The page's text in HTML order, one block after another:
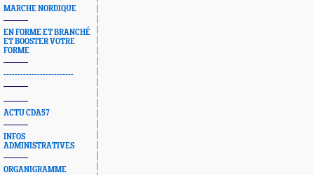
MARCHE NORDIQUE
EN FORME ET BRANCHÉ
ET BOOSTER VOTRE
FORME
-------------------------
ACTU CDA57
INFOS
ADMINISTRATIVES
ORGANIGRAMME